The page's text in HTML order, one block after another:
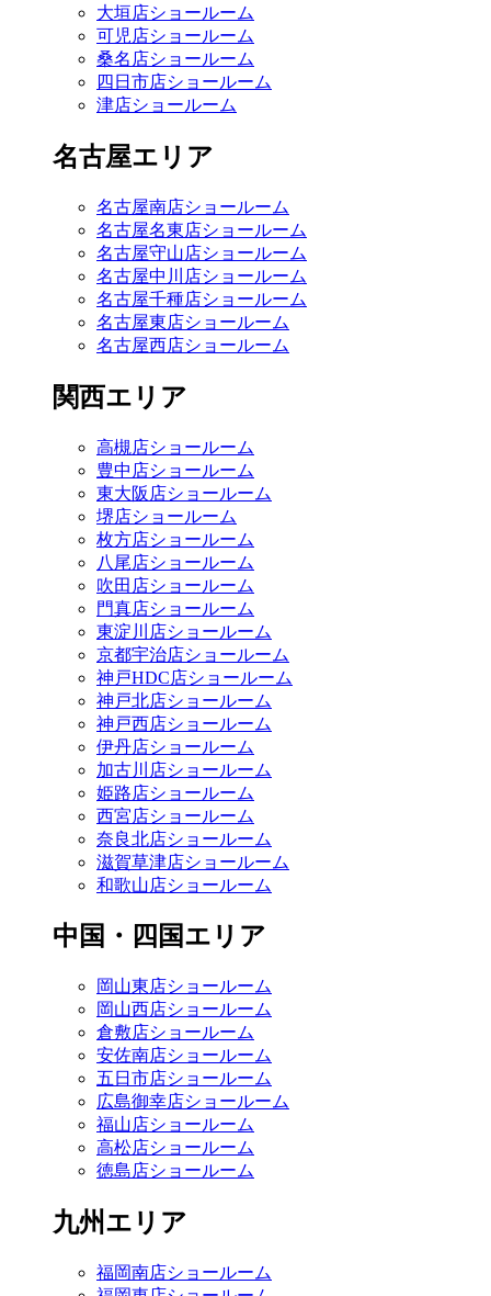
大垣店ショールーム
可児店ショールーム
桑名店ショールーム
四日市店ショールーム
津店ショールーム
名古屋エリア
名古屋南店ショールーム
名古屋名東店ショールーム
名古屋守山店ショールーム
名古屋中川店ショールーム
名古屋千種店ショールーム
名古屋東店ショールーム
名古屋西店ショールーム
関西エリア
高槻店ショールーム
豊中店ショールーム
東大阪店ショールーム
堺店ショールーム
枚方店ショールーム
八尾店ショールーム
吹田店ショールーム
門真店ショールーム
東淀川店ショールーム
京都宇治店ショールーム
神戸HDC店ショールーム
神戸北店ショールーム
神戸西店ショールーム
伊丹店ショールーム
加古川店ショールーム
姫路店ショールーム
西宮店ショールーム
奈良北店ショールーム
滋賀草津店ショールーム
和歌山店ショールーム
中国・四国エリア
岡山東店ショールーム
岡山西店ショールーム
倉敷店ショールーム
安佐南店ショールーム
五日市店ショールーム
広島御幸店ショールーム
福山店ショールーム
高松店ショールーム
徳島店ショールーム
九州エリア
福岡南店ショールーム